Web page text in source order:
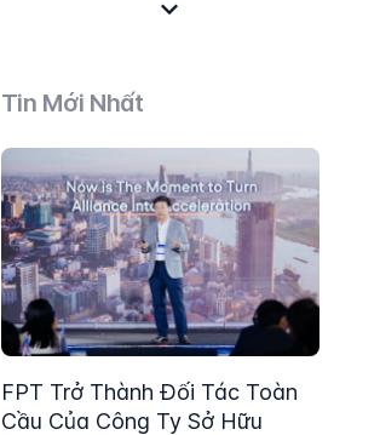
Tin Mới Nhất
FPT Trở Thành Đối Tác Toàn
Cầu Của Công Ty Sở Hữu